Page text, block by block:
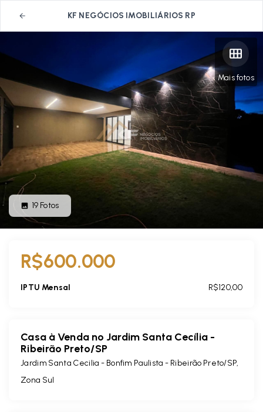
KF NEGÓCIOS IMOBILIÁRIOS RP
Mais fotos
19 Fotos
R$600.000
IPTU Mensal R$120,00
Casa à Venda no Jardim Santa Cecília -
Ribeirão Preto/SP
Jardim Santa Cecilia - Bonfim Paulista - Ribeirão Preto/SP,
Zona Sul